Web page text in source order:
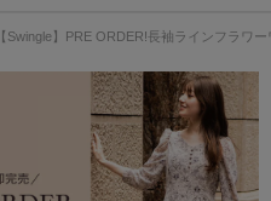
【Swingle】PRE ORDER!長袖ラインフラワ